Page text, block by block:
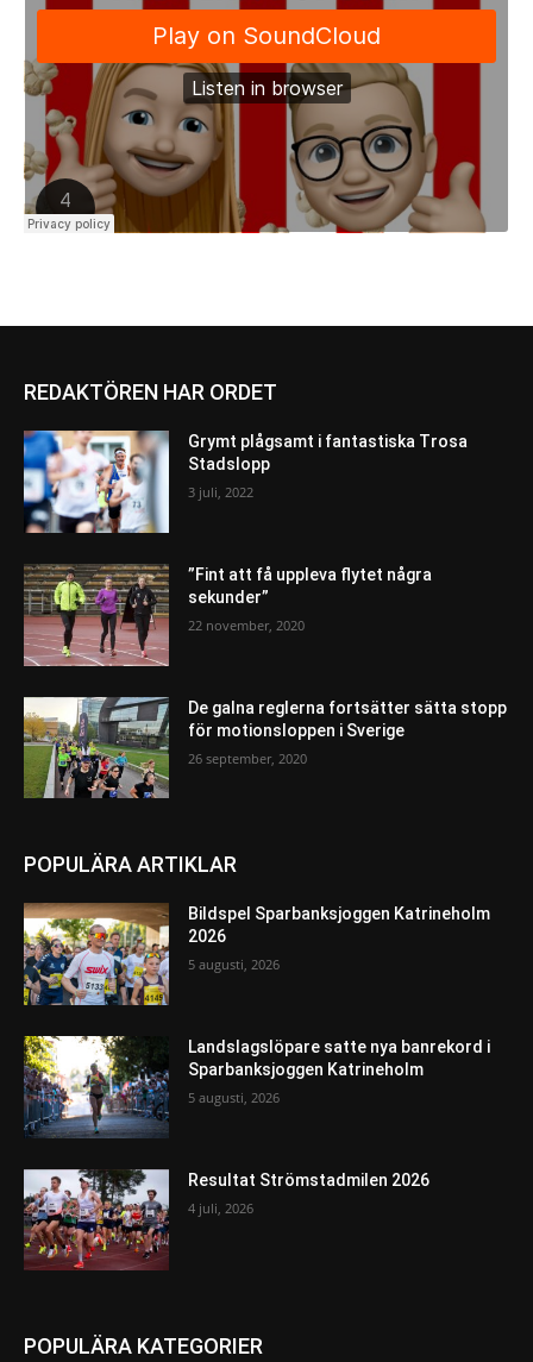
REDAKTÖREN HAR ORDET
Grymt plågsamt i fantastiska Trosa
Stadslopp
3 juli, 2022
”Fint att få uppleva flytet några
sekunder”
22 november, 2020
De galna reglerna fortsätter sätta stopp
för motionsloppen i Sverige
26 september, 2020
POPULÄRA ARTIKLAR
Bildspel Sparbanksjoggen Katrineholm
2026
5 augusti, 2026
Landslagslöpare satte nya banrekord i
Sparbanksjoggen Katrineholm
5 augusti, 2026
Resultat Strömstadmilen 2026
4 juli, 2026
POPULÄRA KATEGORIER